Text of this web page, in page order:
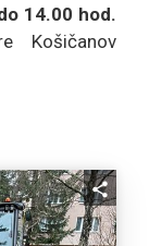
14.00 hod.
Košičanov